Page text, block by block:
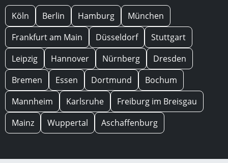
Köln Berlin Hamburg
München
Frankfurt am Main
Düsseldorf
Stuttgart
Leipzig
Hannover Nürnberg
Dresden
Bremen
Essen Dortmund
Bochum
Mannheim
Karlsruhe
Freiburg im Breisgau
Mainz
Wuppertal Aschaffenburg